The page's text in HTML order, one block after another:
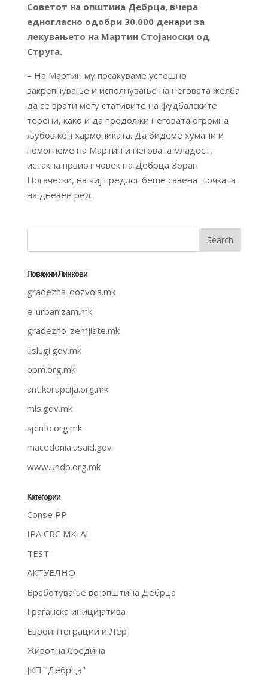
Советот на општина Дебрца, вчера
едногласно одобри 30.000 денари за
лекувањето на Мартин Стојаноски од
Струга.
– На Мартин му посакуваме успешно
закрепнување и исполнување на неговата желба
да се врати меѓу стативите на фудбалските
терени, како и да продолжи неговата огромна
љубов кон хармониката. Да бидеме хумани и
помогнеме на Мартин и неговата младост,
истакна првиот човек на Дебрца Зоран
Ногачески, на чиј предлог беше савена точката
на дневен ред.
Поважни Линкови
gradezna-dozvola.mk
e-urbanizam.mk
gradezno-zemjiste.mk
uslugi.gov.mk
opm.org.mk
antikorupcija.org.mk
mls.gov.mk
spinfo.org.mk
macedonia.usaid.gov
www.undp.org.mk
Категории
Conse PP
IPA CBC MK-AL
TEST
АКТУЕЛНО
Вработување во општина Дебрца
Граѓанска иницијатива
Евроинтеграции и Лер
Животна Средина
ЈКП "Дебрца"